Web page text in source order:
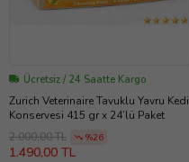
Ücretsiz / 24 Saatte Kargo
Zurich Veterinaire Tavuklu Yavru Kedi
Konservesi 415 gr x 24’lü Paket
2.000,00 TL
%26
1.490,00 TL